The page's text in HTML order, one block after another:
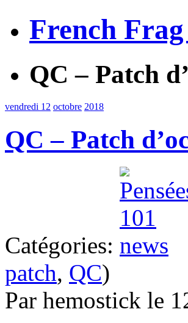
French
QC – Patch
vendredi 12 octobre 2018
QC – Patch
Catégories:
patch, QC)
Par hemostick le